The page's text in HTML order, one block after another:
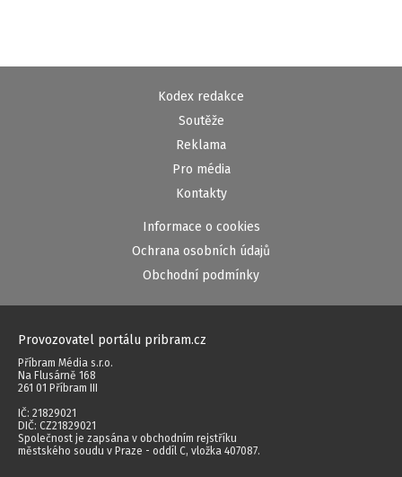
Kodex redakce
Soutěže
Reklama
Pro média
Kontakty
Informace o cookies
Ochrana osobních údajů
Obchodní podmínky
Provozovatel portálu pribram.cz
Příbram Média s.r.o.
Na Flusárně 168
261 01 Příbram III
IČ: 21829021
DIČ: CZ21829021
Společnost je zapsána v obchodním rejstříku
městského soudu v Praze - oddíl C, vložka 407087.